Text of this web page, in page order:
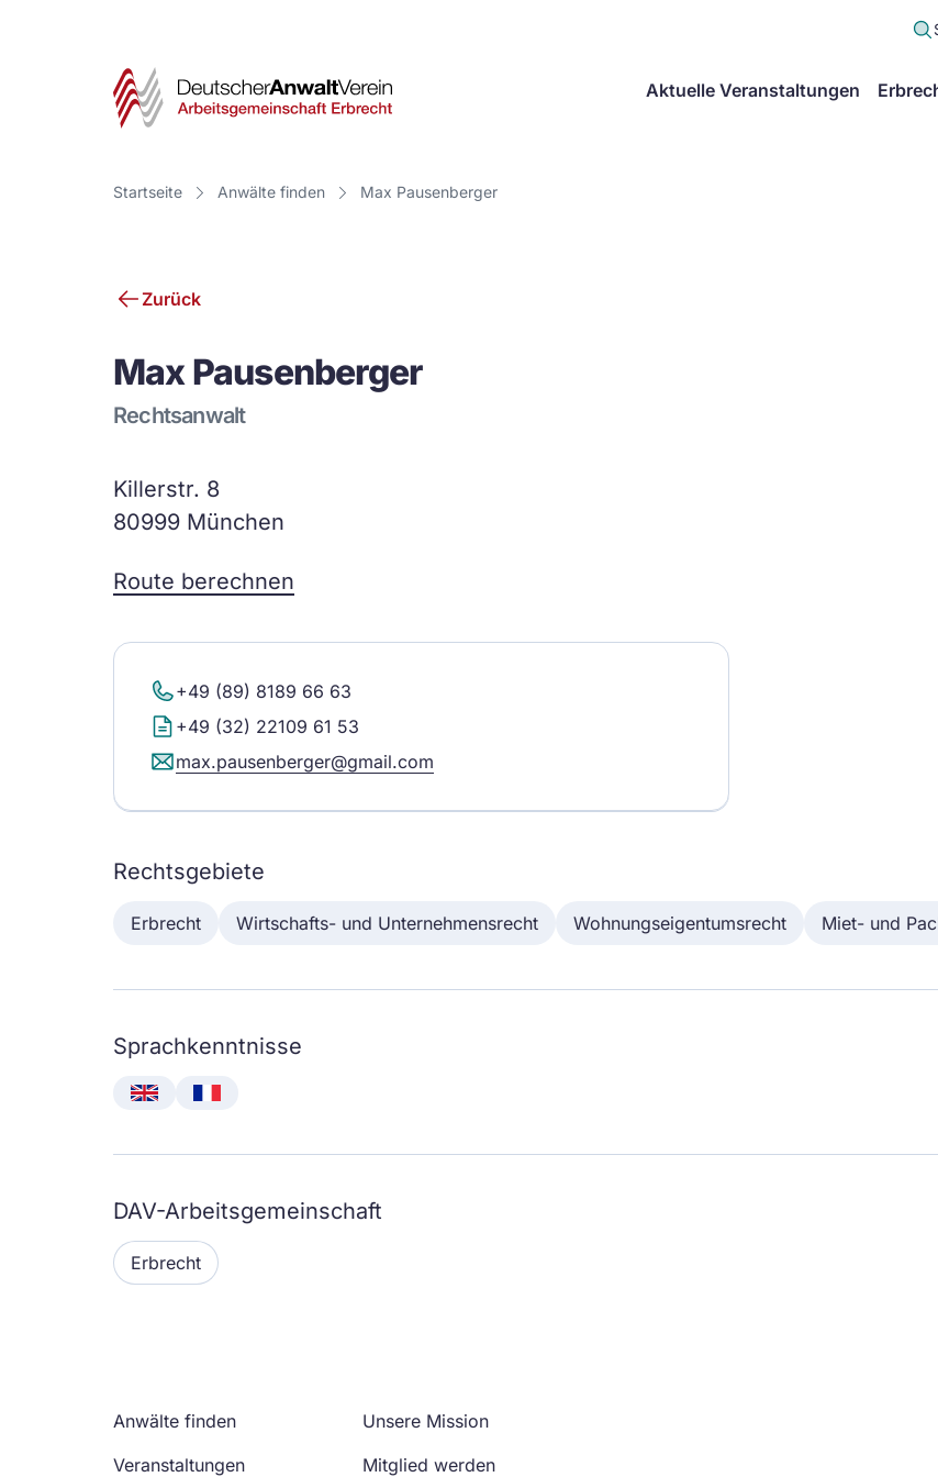
Deutscher
Verein
Erbrecht
Aktuelle Veranstaltungen
Startseite Anwälte finden Max Pausenberger
Zurück
Max Pausenberger
Rechtsanwalt
Killerstr. 8
80999 München
Route berechnen
+49 (89) 8189 66 63
+49 (32) 22109 61 53
max.pausenberger@gmail.com
Rechtsgebiete
Erbrecht Wirtschafts- und Unternehmensrecht Wohnungseigentumsrecht Miet- und
Sprachkenntnisse
English Français
DAV-Arbeitsgemeinschaft
Erbrecht
Anwälte finden
Veranstaltungen
Unsere Mission
Mitglied werden